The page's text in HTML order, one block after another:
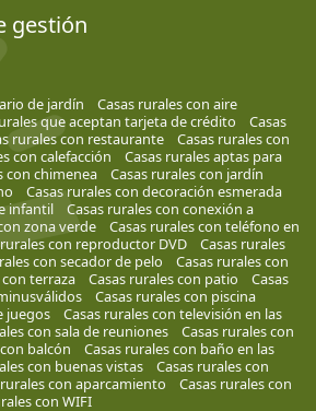
gestión
de jardín
Casas rurales con aire
que aceptan tarjeta de crédito
Casas
rurales con restaurante
Casas rurales con
con calefacción
Casas rurales aptas para
con chimenea
Casas rurales con jardín
Casas rurales con decoración esmerada
infantil
Casas rurales con conexión a
zona verde
Casas rurales con teléfono en
rurales con reproductor DVD
Casas rurales
con secador de pelo
Casas rurales con
con terraza Casas rurales con patio
Casas
Casas rurales con piscina
juegos
Casas rurales con televisión en las
con sala de reuniones
Casas rurales con
balcón
Casas rurales con baño en las
con buenas vistas
Casas rurales con
rurales con aparcamiento
Casas rurales con
con WIFI